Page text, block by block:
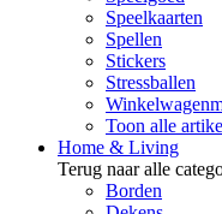
Speelkaarten
Spellen
Stickers
Stressballen
Toon alle
Home & Living
Terug naar alle
Borden